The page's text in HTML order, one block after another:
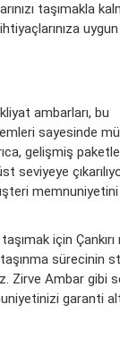
taşımakla
uygun
ambarları, bu
sayesinde
gelişmiş
memnuniyetini
için
sürecinin
Zirve Ambar gibi
garanti